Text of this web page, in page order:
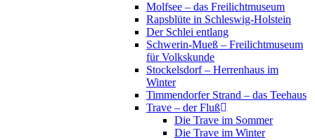
Molfsee – das Freilichtmuseum
Rapsblüte in Schleswig-Holstein
Der Schlei entlang
Schwerin-Mueß – Freilichtmuseum
für Volkskunde
Stockelsdorf – Herrenhaus im
Winter
Timmendorfer Strand – das Teehaus
Trave – der Fluß
Die Trave im Sommer
Die Trave im Winter